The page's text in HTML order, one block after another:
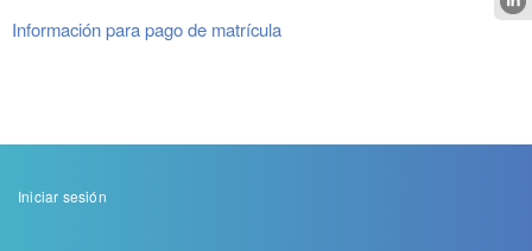
Información para pago de matrícula
Menu
Iniciar sesión